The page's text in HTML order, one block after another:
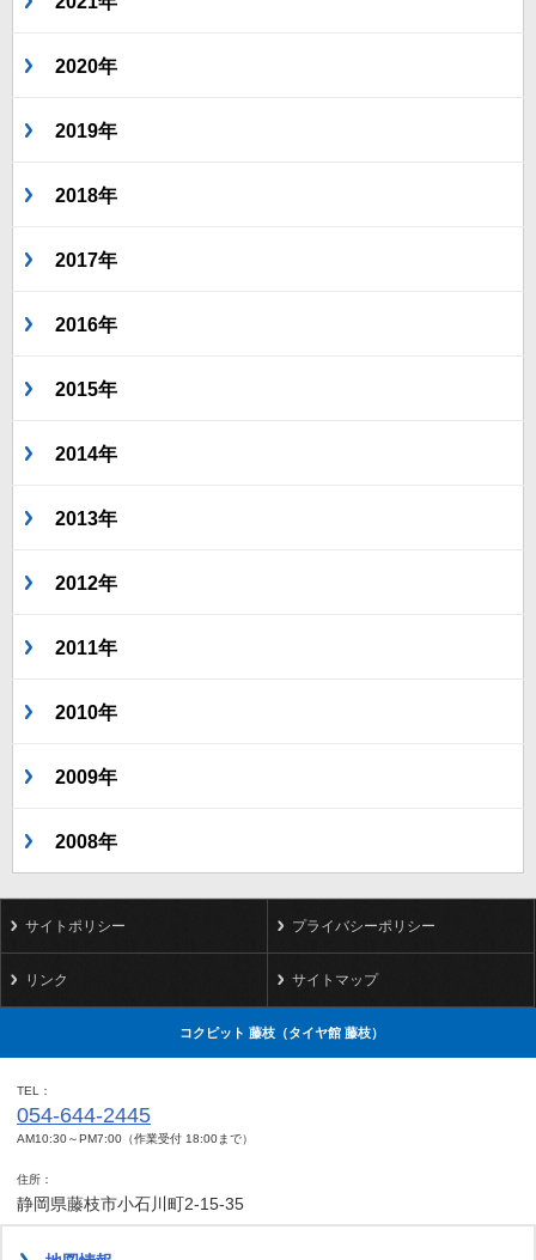
2020年
2019年
2018年
2017年
2016年
2015年
2014年
2013年
2012年
2011年
2010年
2009年
2008年
サイトポリシー プライバシーポリシー
リンク サイトマップ
コクピット 藤枝（タイヤ館 藤枝）
TEL
054-644-2445
AM10:30～PM7:00（作業受付 18:00まで）
住所
静岡県藤枝市小石川町2-15-35